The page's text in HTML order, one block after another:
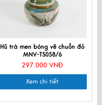
Hũ trà men bóng vẽ chuồn đỏ
MNV-TS058/6
297.000 VNĐ
Xem chi tiết